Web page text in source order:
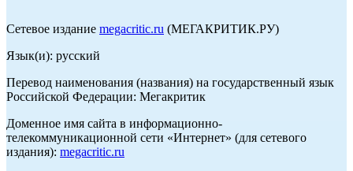
Сетевое издание megacritic.ru (МЕГАКРИТИК.РУ)
Язык(и): русский
Перевод наименования (названия) на государственный язык
Российской Федерации: Мегакритик
Доменное имя сайта в информационно-
телекоммуникационной сети «Интернет» (для сетевого
издания): megacritic.ru